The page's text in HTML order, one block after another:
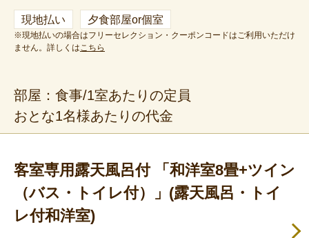
現地払い 夕食部屋or個室
※現地払いの場合はフリーセレクション・クーポンコードはご利用いただけ
ません。詳しくはこちら
部屋：食事/1室あたりの定員
おとな1名様あたりの代金
客室専用露天風呂付 「和洋室8畳+ツイン
（バス・トイレ付）」(露天風呂・トイ
レ付和洋室)